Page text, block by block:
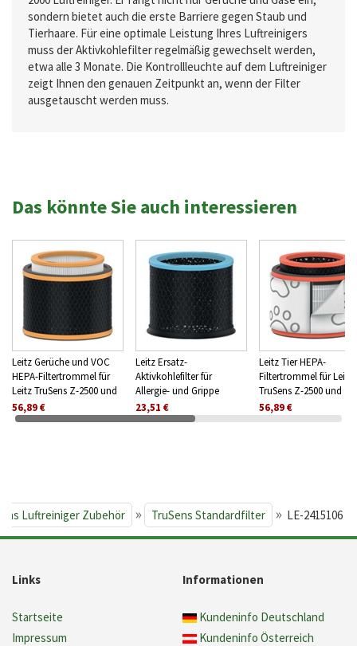
sondern bietet auch die erste Barriere gegen Staub und
Tierhaare. Für eine optimale Leistung Ihres Luftreinigers
muss der Aktivkohlefilter regelmäßig gewechselt werden,
etwa alle 3 Monate. Die Kontrollleuchte auf dem Luftreiniger
zeigt Ihnen den genauen Zeitpunkt an, wenn der Filter
ausgetauscht werden muss.
Das könnte Sie auch interessieren
Leitz Gerüche und VOC
HEPA-Filtertrommel für
Leitz TruSens Z-2500 und
Z-2000
56,89 €
Leitz Ersatz-
Aktivkohlefilter für
Allergie- und Grippe
Filtertrommel für Leitz
TruSens Z-2500 und Z-
23,51 €
Leitz Tier HEPA-
Filtertrommel für Leitz
TruSens Z-2500 und Z-
2000
56,89 €
Luftreiniger Zubehör » TruSens Standardfilter » LE-2415106
Links
Startseite
Impressum
Informationen
Kundeninfo Deutschland
Kundeninfo Österreich